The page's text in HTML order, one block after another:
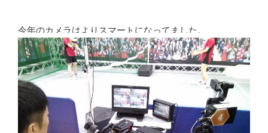
今年のカメラはよりスマートになってました。